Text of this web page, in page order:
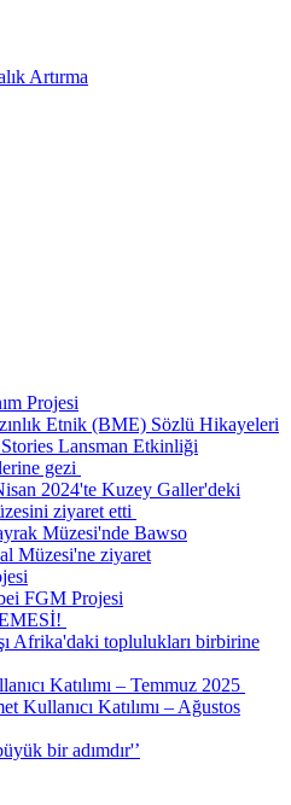
Artırma
Projesi
Etnik (BME) Sözlü Hikayeleri
Lansman Etkinliği
gezi
2024'te Kuzey Galler'deki
ziyaret etti
Müzesi'nde Bawso
Müzesi'ne ziyaret
FGM Projesi
Afrika'daki toplulukları birbirine
Katılımı – Temmuz 2025
Kullanıcı Katılımı – Ağustos
bir adımdır'’